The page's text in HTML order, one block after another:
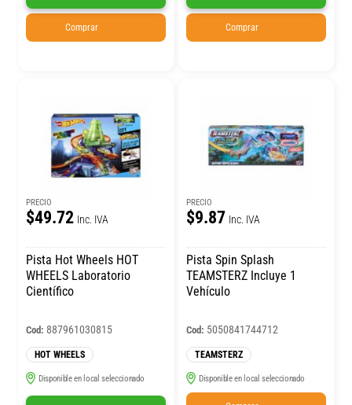
Comprar Comprar
PRECIO
$49.72 Inc. IVA
Pista Hot Wheels HOT
WHEELS Laboratorio
Científico
Cod: 887961030815
HOT WHEELS
Disponible en local seleccionado
PRECIO
$9.87 Inc. IVA
Pista Spin Splash
TEAMSTERZ Incluye 1
Vehículo
Cod: 5050841744712
TEAMSTERZ
Disponible en local seleccionado